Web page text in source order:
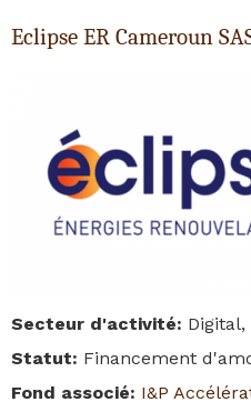
Eclipse ER Cameroun
Secteur d'activité: Digital,
Statut: Financement
Fond associé: I&P